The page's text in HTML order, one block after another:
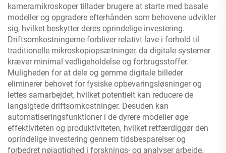
kameramikroskoper tillader brugere at starte med basale
modeller og opgradere efterhånden som behovene udvikler
sig, hvilket beskytter deres oprindelige investering.
Driftsomkostningerne forbliver relativt lave i forhold til
traditionelle mikroskopiopsætninger, da digitale systemer
kræver minimal vedligeholdelse og forbrugsstoffer.
Muligheden for at dele og gemme digitale billeder
eliminerer behovet for fysiske opbevaringsløsninger og
lettes samarbejdet, hvilket potentielt kan reducere de
langsigtede driftsomkostninger. Desuden kan
automatiseringsfunktioner i de dyrere modeller øge
effektiviteten og produktiviteten, hvilket retfærdiggør den
oprindelige investering gennem tidsbesparelser og
forbedret nøjagtighed i forsknings- og analyser arbejde.